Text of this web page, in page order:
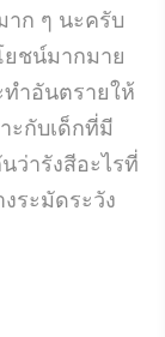
าก ๆ นะครับ
ชน์มากมาย
ำอันตรายให้
ะกับเด็กที่มี
ว่ารังสีอะไรที่
ระมัดระวัง